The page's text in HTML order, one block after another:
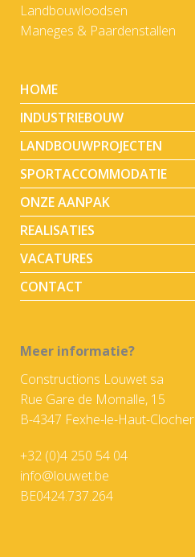
Landbouwloodsen
Maneges & Paardenstallen
HOME
INDUSTRIEBOUW
LANDBOUWPROJECTEN
SPORTACCOMMODATIE
ONZE AANPAK
REALISATIES
VACATURES
CONTACT
Meer informatie?
Constructions Louwet sa
Rue Gare de Momalle, 15
B-4347 Fexhe-le-Haut-Clocher
+32 (0)4 250 54 04
info@louwet.be
BE0424.737.264